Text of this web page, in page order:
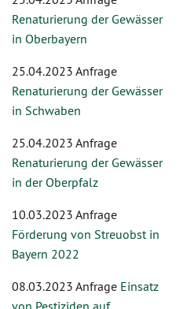
Renaturierung der Gewässer
in Oberbayern
25.04.2023 Anfrage
Renaturierung der Gewässer
in Schwaben
25.04.2023 Anfrage
Renaturierung der Gewässer
in der Oberpfalz
10.03.2023 Anfrage
Förderung von Streuobst in
Bayern 2022
08.03.2023 Anfrage Einsatz
von Pestiziden auf